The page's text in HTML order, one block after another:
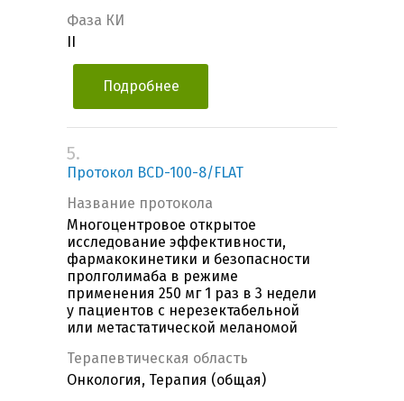
Фаза КИ
Подробнее
5.
Протокол BCD-100-8/FLAT
Название протокола
Многоцентровое открытое
исследование эффективности,
фармакокинетики и безопасности
пролголимаба в режиме
применения 250 мг 1 раз в 3 недели
у пациентов с нерезектабельной
или метастатической меланомой
Терапевтическая область
Онкология, Терапия (общая)